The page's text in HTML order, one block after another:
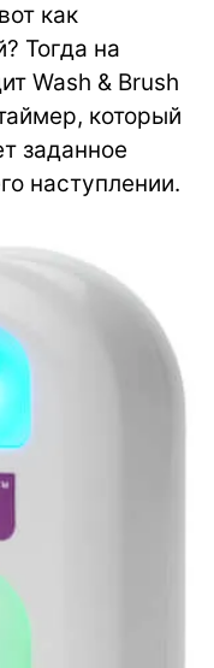
как
Тогда на
Wash & Brush
который
заданное
наступлении.